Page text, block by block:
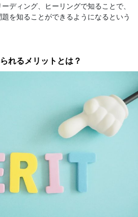
ディング、ヒーリングで知ることで、
を知ることができるようになるという
れるメリットとは？